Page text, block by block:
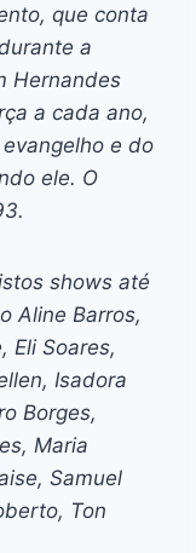
que conta
a
Hernandes
a cada ano,
e do
ele. O
shows até
Aline Barros,
Eli Soares,
Isadora
Borges,
Maria
Samuel
Ton